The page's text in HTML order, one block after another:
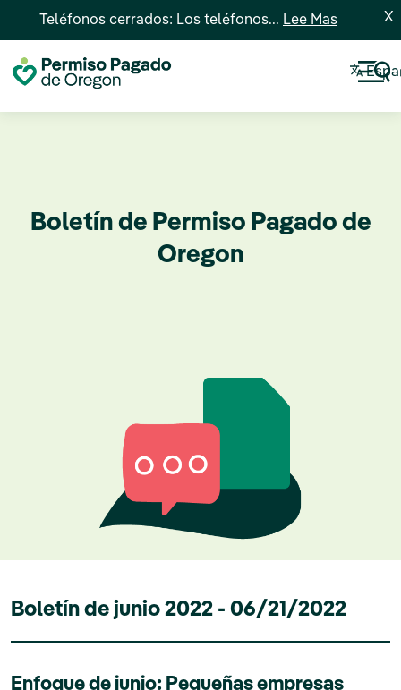
Teléfonos cerrados: Los teléfonos... Lee Mas X
Boletín de Permiso Pagado de
Oregon
Boletín de junio 2022 - 06/21/2022
Enfoque de junio: Pequeñas empresas